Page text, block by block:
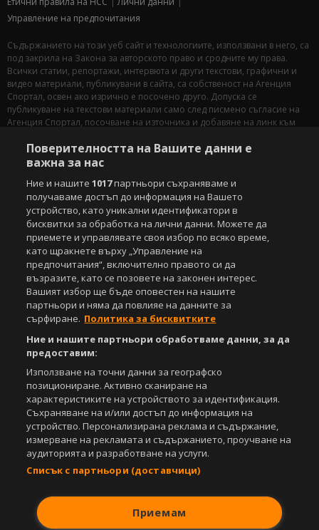
Управление на предпочитания
Съдържанието на този уеб сайт и технологиите, използвани в него, са
под закрила на Закона за авторското право и сродните му права.
Всички статии, репортажи, интервюта и други текстови, графични и
видео материали, публикувани в сайта, са собственост на Агенция
Спортал, освен ако изрично е посочено друго. Допуска се
публикуване на текстови материали само след писмено съгласие на
Агенция Спортал, посочване на източника и добавяне на линк към
публикувани в сайта, е строго забранено. Нарушителите ще бъдат
санкционирани с цялата строгост на закона.
СвалиБЕЗПЛАТНОТОприложение за:
Android
Powered by:
Поверителността на Вашите данни е
важна за нас
Ние и нашите1017партньори съхраняваме и
получаваме достъп до информация на Вашето
устройство, като уникални идентификатори в
бисквитки за обработка на лични данни. Можете да
приемете и управлявате своя избор по всяко време,
като щракнете върху „Управление на
предпочитания“, включително правото си да
възразите, като се позовете на законен интерес.
Вашият избор ще бъде оповестен на нашите
партньори и няма да повлияе на данните за
сърфиране. Политика за бисквитките
Ние и нашите партньори обработваме данни, за да
предоставим:
Използване на точни данни за географско
позициониране. Активно сканиране на
характеристиките на устройството за идентификация.
Съхраняване на и/или достъп до информация на
устройство. Персонализирана реклама и съдържание,
измерване на рекламата и съдържанието, проучване на
аудиторията и разработване на услуги.
Списък с партньори (доставчици)
Приемам